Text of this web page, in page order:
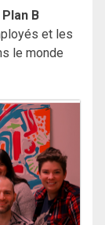
Plan B
et les
le monde